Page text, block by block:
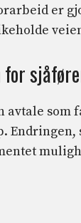
er
for
som
Endringen,